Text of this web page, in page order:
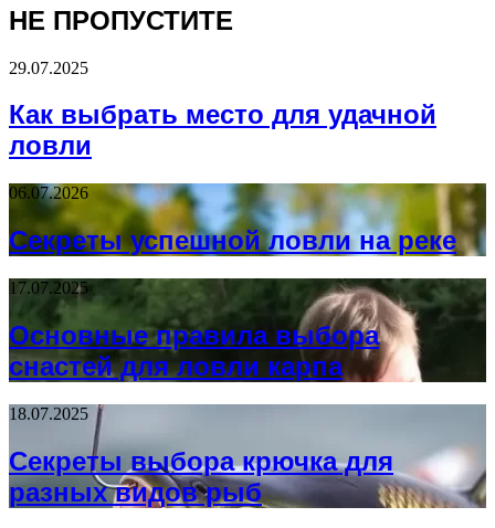
НЕ ПРОПУСТИТЕ
29.07.2025
Как выбрать место для удачной
ловли
06.07.2026
Секреты успешной ловли на реке
17.07.2025
Основные правила выбора
снастей для ловли карпа
18.07.2025
Секреты выбора крючка для
разных видов рыб